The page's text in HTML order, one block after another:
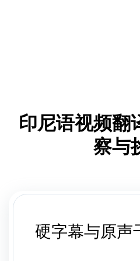
印尼语视频翻
察与
硬字幕与原声